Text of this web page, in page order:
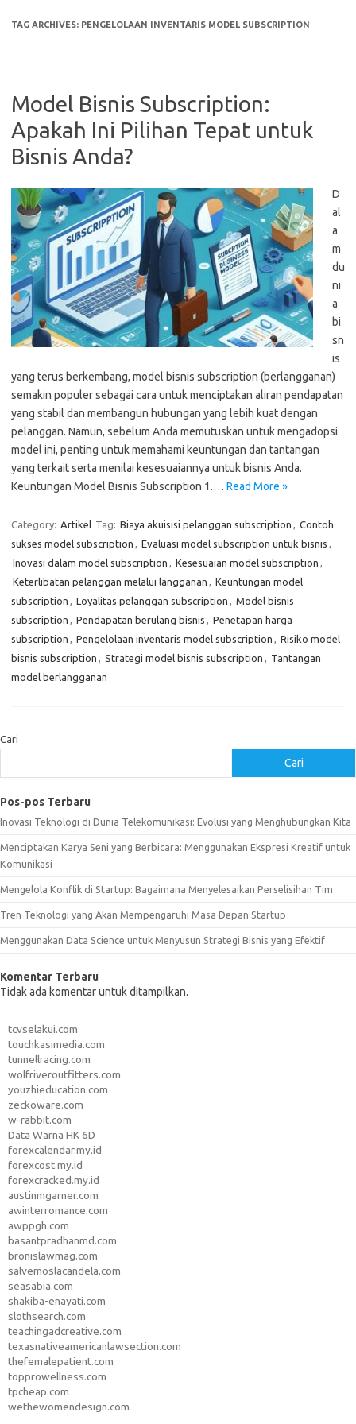
TAG ARCHIVES: PENGELOLAAN INVENTARIS MODEL SUBSCRIPTION
Model Bisnis Subscription:
Apakah Ini Pilihan Tepat untuk
Bisnis Anda?
D
al
a
m
du
ni
a
bi
sn
is
yang terus berkembang, model bisnis subscription (berlangganan)
semakin populer sebagai cara untuk menciptakan aliran pendapatan
yang stabil dan membangun hubungan yang lebih kuat dengan
pelanggan. Namun, sebelum Anda memutuskan untuk mengadopsi
model ini, penting untuk memahami keuntungan dan tantangan
yang terkait serta menilai kesesuaiannya untuk bisnis Anda.
Keuntungan Model Bisnis Subscription 1.… Read More »
Category: Artikel Tag: Biaya akuisisi pelanggan subscription , Contoh
sukses model subscription , Evaluasi model subscription untuk bisnis ,
Inovasi dalam model subscription , Kesesuaian model subscription ,
Keterlibatan pelanggan melalui langganan , Keuntungan model
subscription , Loyalitas pelanggan subscription , Model bisnis
subscription , Pendapatan berulang bisnis , Penetapan harga
subscription , Pengelolaan inventaris model subscription , Risiko model
bisnis subscription , Strategi model bisnis subscription , Tantangan
model berlangganan
Cari
Cari
Pos-pos Terbaru
Inovasi Teknologi di Dunia Telekomunikasi: Evolusi yang Menghubungkan Kita
Menciptakan Karya Seni yang Berbicara: Menggunakan Ekspresi Kreatif untuk
Komunikasi
Mengelola Konflik di Startup: Bagaimana Menyelesaikan Perselisihan Tim
Tren Teknologi yang Akan Mempengaruhi Masa Depan Startup
Menggunakan Data Science untuk Menyusun Strategi Bisnis yang Efektif
Komentar Terbaru
Tidak ada komentar untuk ditampilkan.
tcvselakui.com
touchkasimedia.com
tunnellracing.com
wolfriveroutfitters.com
youzhieducation.com
zeckoware.com
w-rabbit.com
Data Warna HK 6D
forexcalendar.my.id
forexcost.my.id
forexcracked.my.id
austinmgarner.com
awinterromance.com
awppgh.com
basantpradhanmd.com
bronislawmag.com
salvemoslacandela.com
seasabia.com
shakiba-enayati.com
slothsearch.com
teachingadcreative.com
texasnativeamericanlawsection.com
thefemalepatient.com
topprowellness.com
tpcheap.com
wethewomendesign.com